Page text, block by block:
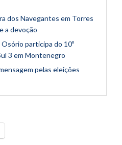
dos Navegantes em Torres
a devoção
participa do 10º
3 em Montenegro
pelas eleições